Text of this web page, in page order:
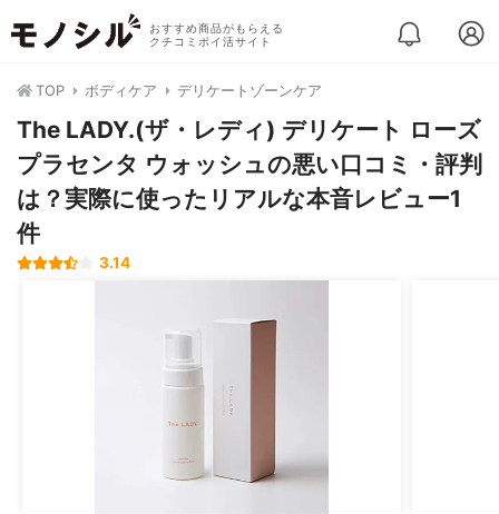
おすすめ商品がもらえる
クチコミポイ活サイト
TOP ボディケア デリケートゾーンケア
The LADY.(ザ・レディ) デリケート ローズ
プラセンタ ウォッシュの悪い口コミ・評判
は？実際に使ったリアルな本音レビュー1
件
3.14